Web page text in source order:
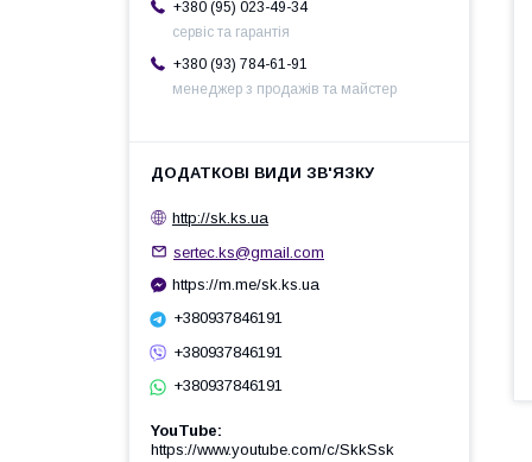
+380 (95) 023-49-34
сервіс та гарантія
+380 (93) 784-61-91
менеджер з продажів та майстер
http://sk.ks.ua
sertec.ks@gmail.com
https://m.me/sk.ks.ua
+380937846191
+380937846191
+380937846191
YouTube
https://www.youtube.com/c/SkkSsk